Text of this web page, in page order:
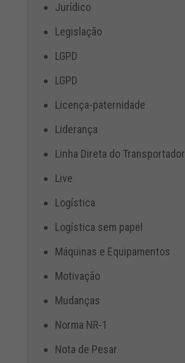
Jurídico
Legislação
LGPD
LGPD
Licença-paternidade
Liderança
Linha Direta do Transportador
Live
Logística
Logística sem papel
Máquinas e Equipamentos
Motivação
Mudanças
Norma NR-1
Nota de Pesar